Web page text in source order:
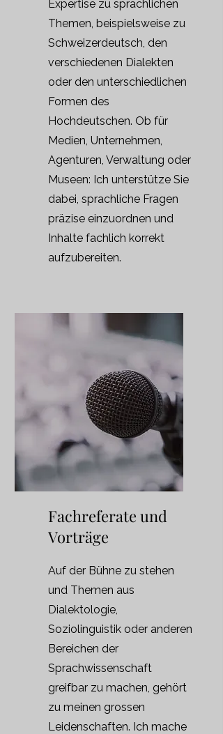
Expertise zu sprachlichen
Themen, beispielsweise zu
Schweizerdeutsch, den
verschiedenen Dialekten
oder den unterschiedlichen
Formen des
Hochdeutschen. Ob für
Medien, Unternehmen,
Agenturen, Verwaltung oder
Museen: Ich unterstütze Sie
dabei, sprachliche Fragen
präzise einzuordnen und
Inhalte fachlich korrekt
aufzubereiten.
Fachreferate und
Vorträge
Auf der Bühne zu stehen
und Themen aus
Dialektologie,
Soziolinguistik oder anderen
Bereichen der
Sprachwissenschaft
greifbar zu machen, gehört
zu meinen grossen
Leidenschaften. Ich mache